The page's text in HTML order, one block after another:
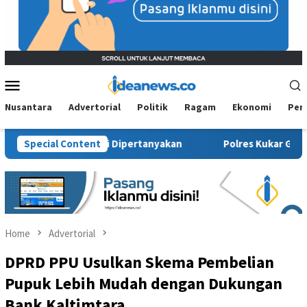
Menu
Nusantara Advertorial Politik Ragam Ekonomi
Special Content
Kembali Dipertanyakan Polres Kukar Geledah
Home Advertorial
DPRD PPU Usulkan Skema Pembelian
Pupuk Lebih Mudah dengan Dukungan